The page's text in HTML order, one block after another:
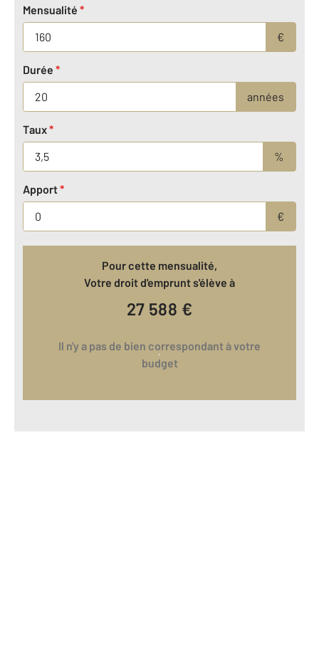
Mensualité *
€
Durée *
années
Taux*
%
Apport*
€
Pour cette mensualité,
Votre droit d'emprunt s'élève à
27 588 €
Il n'y a pas de bien correspondant à votre
budget